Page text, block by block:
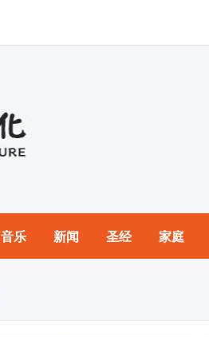
音乐 新闻 圣经 家庭